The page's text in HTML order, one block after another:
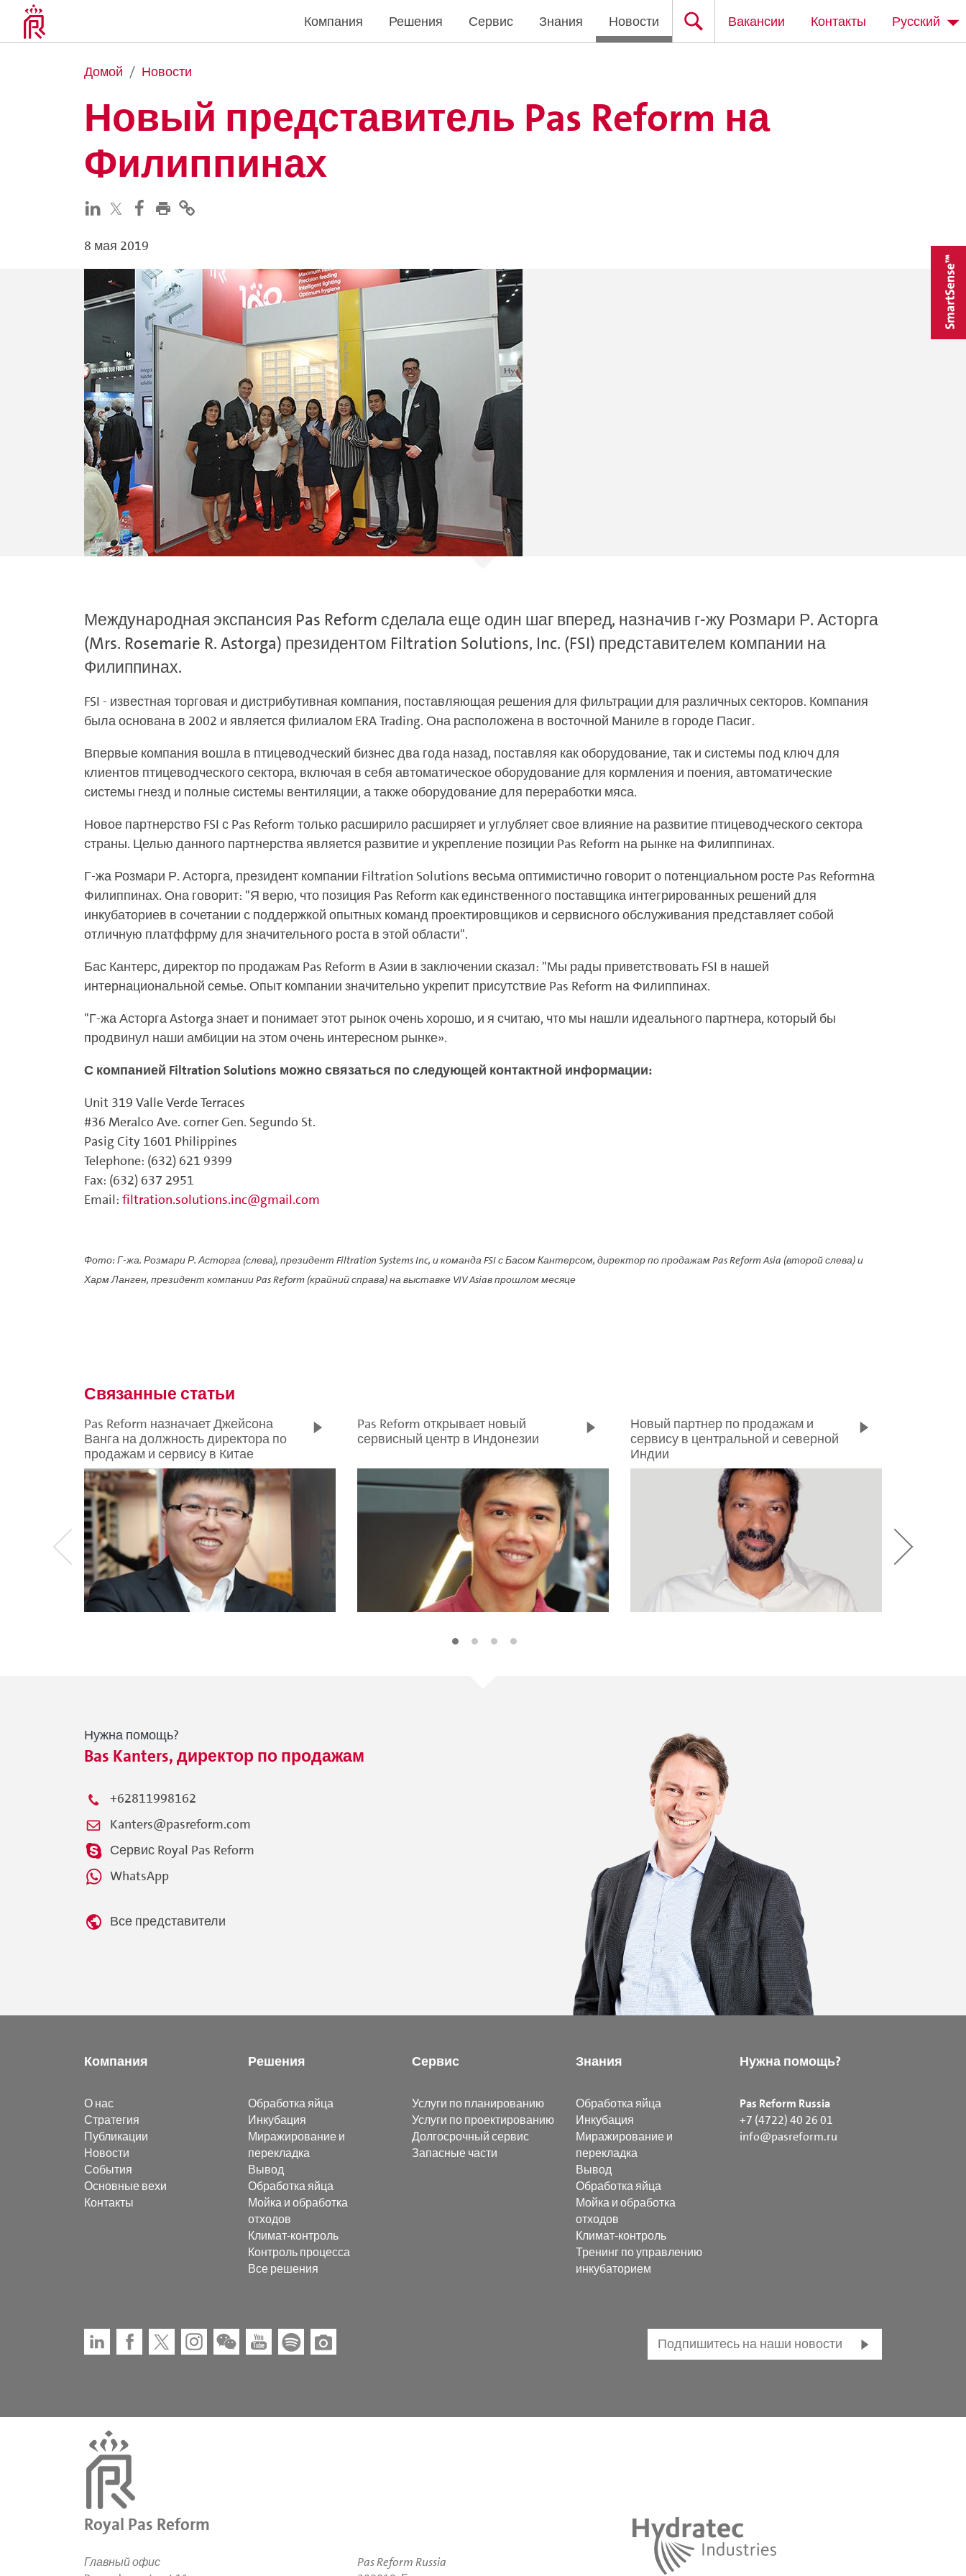
Компания Решения Сервис Знания Новости Вакансии Контакты Русский
Домой Новости
Новый представитель Pas Reform на
Филиппинах
8 мая 2019
Международная экспансия Pas Reform сделала еще один шаг вперед, назначив г-жу Розмари Р. Асторга
(Mrs. Rosemarie R. Astorga) президентом Filtration Solutions, Inc. (FSI) представителем компании на
Филиппинах.
FSI - известная торговая и дистрибутивная компания, поставляющая решения для фильтрации для различных секторов. Компания
была основана в 2002 и является филиалом ERA Trading. Она расположена в восточной Маниле в городе Пасиг.
Впервые компания вошла в птицеводческий бизнес два года назад, поставляя как оборудование, так и системы под ключ для
клиентов птицеводческого сектора, включая в себя автоматическое оборудование для кормления и поения, автоматические
системы гнезд и полные системы вентиляции, а также оборудование для переработки мяса.
Новое партнерство FSI с Pas Reform только расширило расширяет и углубляет свое влияние на развитие птицеводческого сектора
страны. Целью данного партнерства является развитие и укрепление позиции Pas Reform на рынке на Филиппинах.
Г-жа Розмари Р. Асторга, президент компании Filtration Solutions весьма оптимистично говорит о потенциальном росте Pas Reformна
Филиппинах. Она говорит: "Я верю, что позиция Pas Reform как единственного поставщика интегрированных решений для
инкубаториев в сочетании с поддержкой опытных команд проектировщиков и сервисного обслуживания представляет собой
отличную платффрму для значительного роста в этой области".
Бас Кантерс, директор по продажам Pas Reform в Азии в заключении сказал: "Мы рады приветствовать FSI в нашей
интернациональной семье. Опыт компании значительно укрепит присутствие Pas Reform на Филиппинах.
"Г-жа Асторга Astorga знает и понимает этот рынок очень хорошо, и я считаю, что мы нашли идеального партнера, который бы
продвинул наши амбиции на этом очень интересном рынке».
С компанией Filtration Solutions можно связаться по следующей контактной информации:
Unit 319 Valle Verde Terraces
#36 Meralco Ave. corner Gen. Segundo St.
Pasig City 1601 Philippines
Telephone: (632) 621 9399
Fax: (632) 637 2951
Email: filtration.solutions.inc@gmail.com
Фото: Г-жа. Розмари Р. Асторга (слева), президент Filtration Systems Inc, и команда FSI с Басом Кантерсом, директор по продажам Pas Reform Asia (второй слева) и
Харм Ланген, президент компании Pas Reform (крайний справа) на выставке VIV Asiaв прошлом месяце
Связанные статьи
Pas Reform назначает Джейсона
Ванга на должность директора по
продажам и сервису в Китае
Pas Reform открывает новый
сервисный центр в Индонезии
Новый партнер по продажам и
сервису в центральной и северной
Индии
Нужна помощь?
Bas Kanters, директор по продажам
+62811998162
Kanters@pasreform.com
Сервис Royal Pas Reform
WhatsApp
Все представители
Компания
О нас
Стратегия
Публикации
Новости
События
Основные вехи
Контакты
Решения
Обработка яйца
Инкубация
Миражирование и
перекладка
Вывод
Обработка яйца
Мойка и обработка
отходов
Климат-контроль
Контроль процесса
Все решения
Сервис
Услуги по планированию
Услуги по проектированию
Долгосрочный сервис
Запасные части
Знания
Обработка яйца
Инкубация
Миражирование и
перекладка
Вывод
Обработка яйца
Мойка и обработка
отходов
Климат-контроль
Тренинг по управлению
инкубаторием
Нужна помощь?
Pas Reform Russia
+7 (4722) 40 26 01
info@pasreform.ru
Подпишитесь на наши новости
Royal Pas Reform
Главный офис
Pas Reform Russia